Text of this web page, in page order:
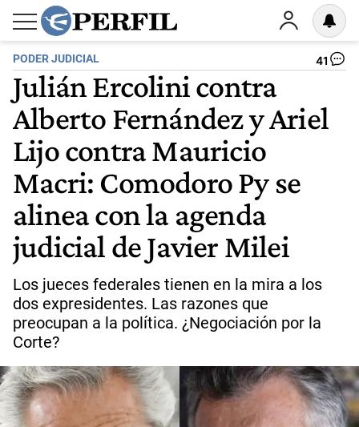
PODER JUDICIAL 41
Julián Ercolini contra
Alberto Fernández y Ariel
Lijo contra Mauricio
Macri: Comodoro Py se
alinea con la agenda
judicial de Javier Milei
Los jueces federales tienen en la mira a los
dos expresidentes. Las razones que
preocupan a la política. ¿Negociación por la
Corte?